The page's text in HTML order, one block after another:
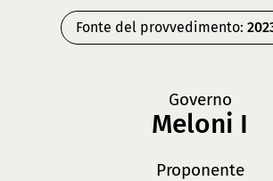
Fonte del provvedimento:
Governo
Meloni I
Proponente